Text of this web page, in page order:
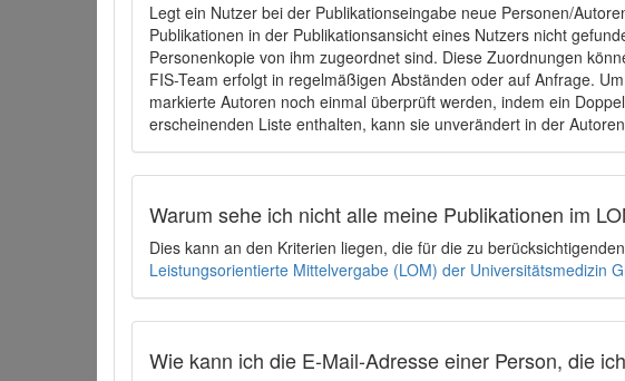
Legt ein Nutzer bei der Publikationseingabe neue Personen/
Publikationen in der Publikationsansicht eines Nutzers nicht
Personenkopie von ihm zugeordnet sind. Diese Zuordnungen
FIS-Team erfolgt in regelmäßigen Abständen oder auf Anfrage.
markierte Autoren noch einmal überprüft werden, indem ein
erscheinenden Liste enthalten, kann sie unverändert in der
Warum sehe ich nicht alle meine Publikationen im
Dies kann an den Kriterien liegen, die für die zu
Leistungsorientierte Mittelvergabe (LOM) der Universitätsmedizin
Wie kann ich die E-Mail-Adresse einer Person, die